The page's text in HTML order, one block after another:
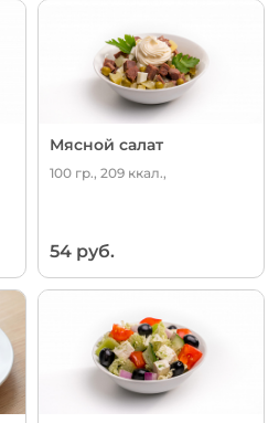
Мясной салат
100 гр., 209 ккал.,
54 руб.